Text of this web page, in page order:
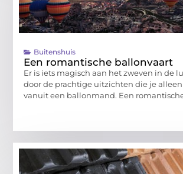
Buitenshuis
Een romantische ballonvaart
Er is iets magisch aan het zweven in de
door de prachtige uitzichten die je
vanuit een ballonmand. Een